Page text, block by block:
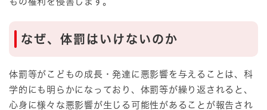
なぜ、体罰はいけないのか
体罰等がこどもの成長・発達に悪影響を与えることは、科
学的にも明らかになっており、体罰等が繰り返されると、
心身に様々な悪影響が生じる可能性があることが報告され